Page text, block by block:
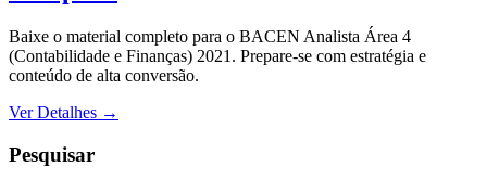
Baixe o material completo para o BACEN Analista Área 4
(Contabilidade e Finanças) 2021. Prepare-se com estratégia e
conteúdo de alta conversão.
Ver Detalhes →
Pesquisar